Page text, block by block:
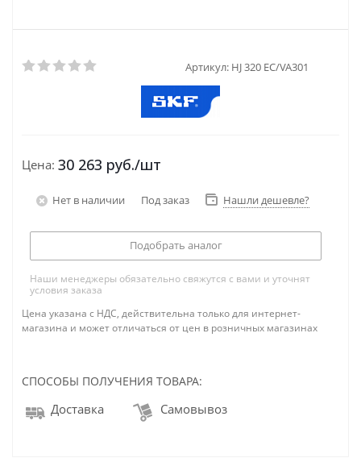
Артикул: HJ 320 EC/VA301
Цена: 30 263 руб./шт
Нет в наличии Под заказ Нашли дешевле?
Подобрать аналог
Наши менеджеры обязательно свяжутся с вами и уточнят
условия заказа
Цена указана с НДС, действительна только для интернет-
магазина и может отличаться от цен в розничных магазинах
СПОСОБЫ ПОЛУЧЕНИЯ ТОВАРА:
Доставка Самовывоз